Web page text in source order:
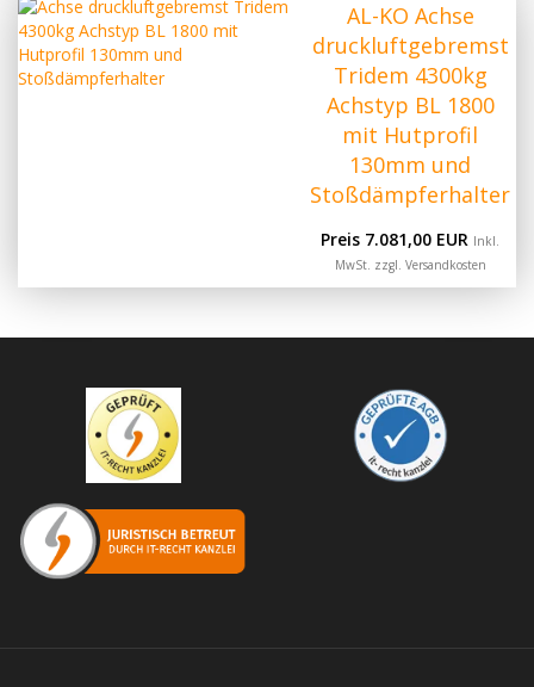
AL-KO Achse
druckluftgebremst
Tridem 4300kg
Achstyp BL 1800
mit Hutprofil
130mm und
Stoßdämpferhalter
Preis 7.081,00 EUR Inkl.
MwSt. zzgl. Versandkosten